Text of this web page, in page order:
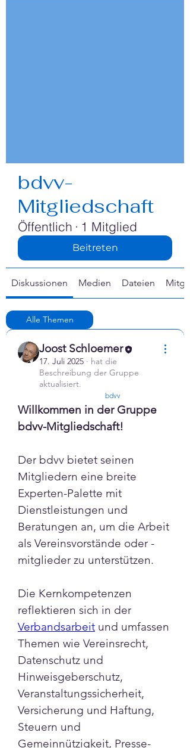
bdvv-
Mitgliedschaft
Öffentlich · 1 Mitglied
Beitreten
Diskussionen Medien Dateien
Alle Themen
Joost Schloemer
17. Juli 2025 · hat die
Beschreibung der Gruppe
aktualisiert.
bdvv
Willkommen in der Gruppe
bdvv-Mitgliedschaft!
Der bdvv bietet seinen
Mitgliedern eine breite
Experten-Palette mit
Dienstleistungen und
Beratungen an, um die Arbeit
als Vereinsvorstände oder -
mitglieder zu unterstützen.
Die Kernkompetenzen
Verbandsarbeit und umfassen
Themen wie Vereinsrecht,
Datenschutz und
Hinweisgeberschutz,
Veranstaltungssicherheit,
Versicherung und Haftung,
Steuern und
Gemeinnützigkeit, Presse-